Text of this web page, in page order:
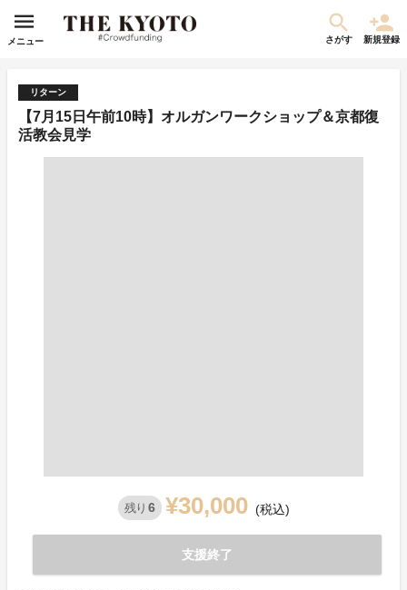
メニュー さがす 新規登録
リターン
【7月15日午前10時】オルガンワークショップ＆京都復
活教会見学
残り 6 ¥30,000 (税込)
支援終了